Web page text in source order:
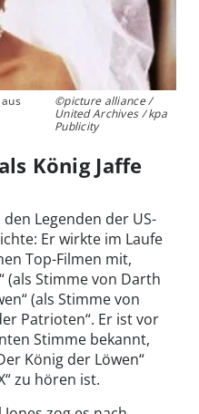
©picture alliance /
United Archives / kpa
Publicity
König Jaffe
den Legenden der US-
Er wirkte im Laufe
Top-Filmen mit,
(als Stimme von Darth
(als Stimme von
Patrioten“. Er ist vor
Stimme bekannt,
König der Löwen“
zu hören ist.